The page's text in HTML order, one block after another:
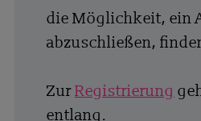
die Möglichkeit, ein
abzuschließen,
ZurRegistrierung
entlang.